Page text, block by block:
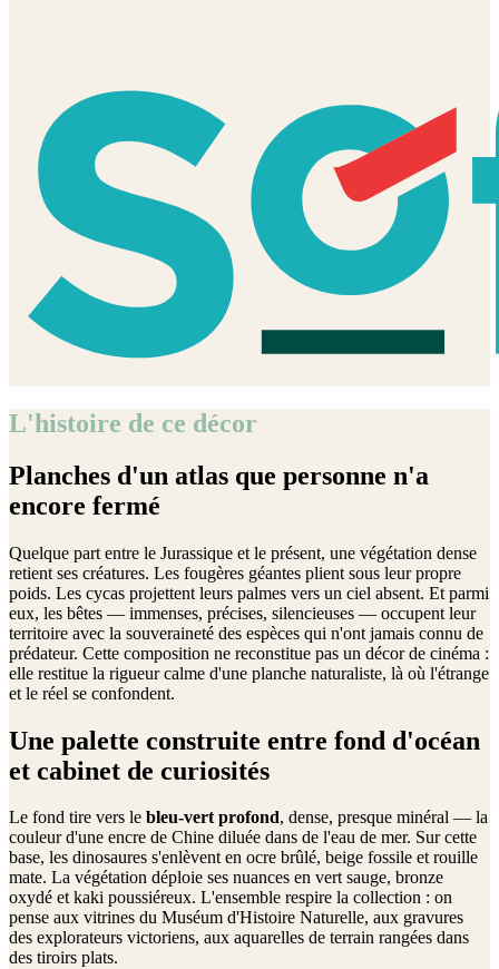
L'histoire de ce décor
Planches d'un atlas que personne n'a
encore fermé
Quelque part entre le Jurassique et le présent, une végétation dense
retient ses créatures. Les fougères géantes plient sous leur propre
poids. Les cycas projettent leurs palmes vers un ciel absent. Et parmi
eux, les bêtes — immenses, précises, silencieuses — occupent leur
territoire avec la souveraineté des espèces qui n'ont jamais connu de
prédateur. Cette composition ne reconstitue pas un décor de cinéma :
elle restitue la rigueur calme d'une planche naturaliste, là où l'étrange
et le réel se confondent.
Une palette construite entre fond d'océan
et cabinet de curiosités
Le fond tire vers le bleu-vert profond, dense, presque minéral — la
couleur d'une encre de Chine diluée dans de l'eau de mer. Sur cette
base, les dinosaures s'enlèvent en ocre brûlé, beige fossile et rouille
mate. La végétation déploie ses nuances en vert sauge, bronze
oxydé et kaki poussiéreux. L'ensemble respire la collection : on
pense aux vitrines du Muséum d'Histoire Naturelle, aux gravures
des explorateurs victoriens, aux aquarelles de terrain rangées dans
des tiroirs plats.